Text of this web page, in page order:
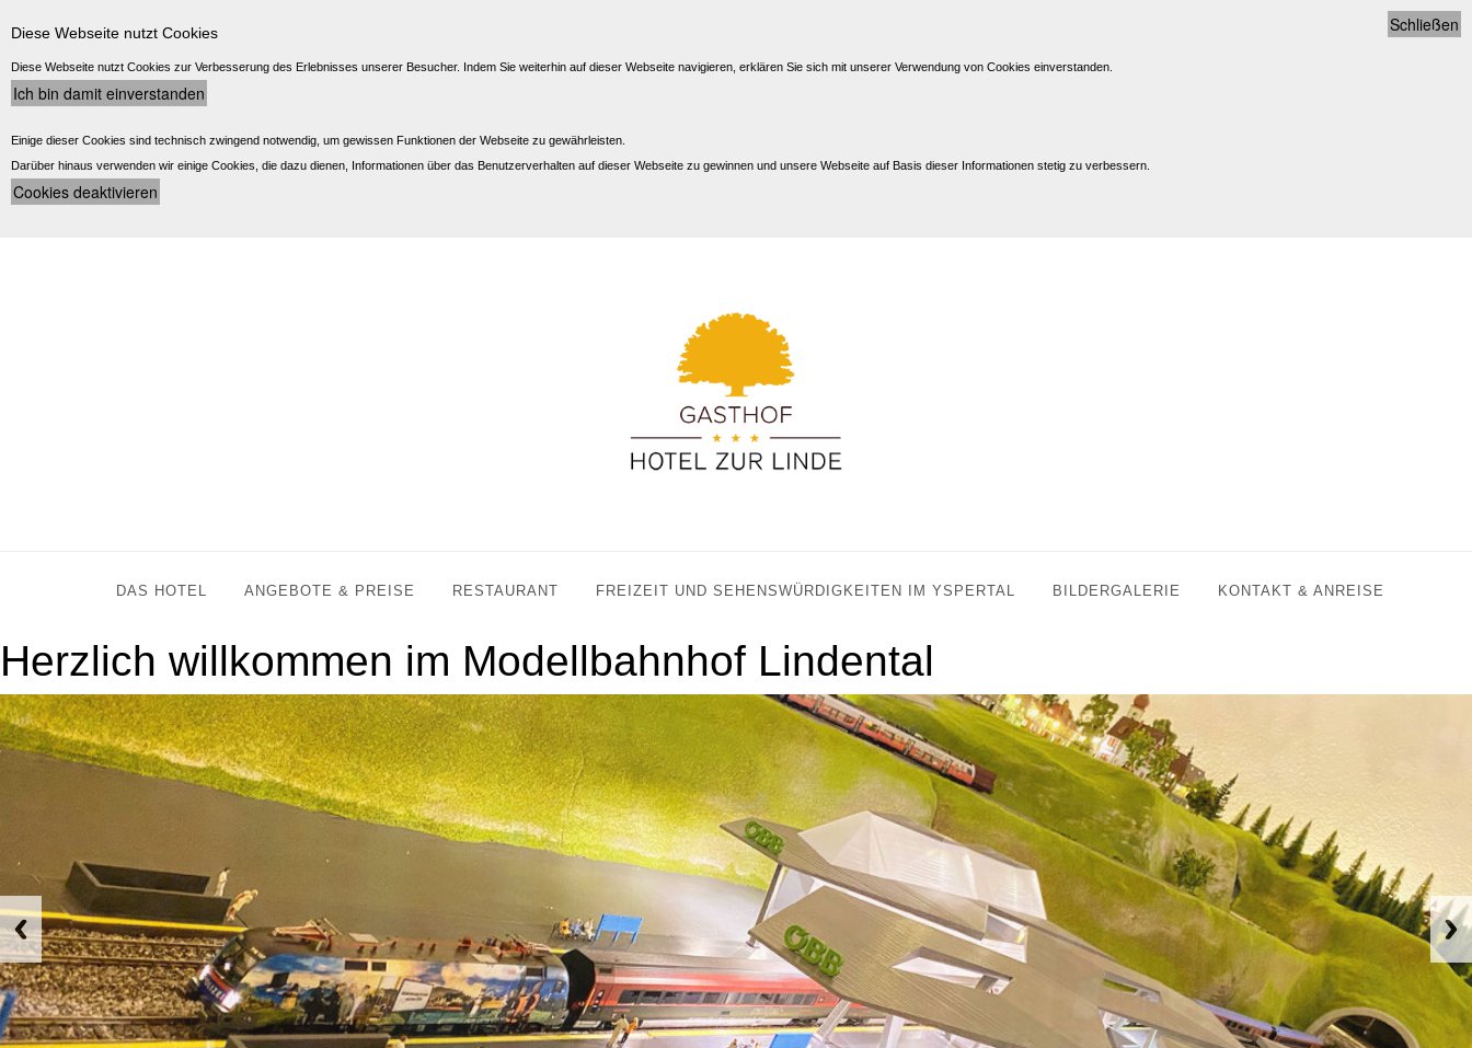
Schließen
Diese Webseite nutzt Cookies
Diese Webseite nutzt Cookies zur Verbesserung des Erlebnisses unserer Besucher. Indem Sie weiterhin auf dieser Webseite navigieren, erklären Sie sich mit unserer Verwendung von Cookies einverstanden.
Einige dieser Cookies sind technisch zwingend notwendig, um gewissen Funktionen der Webseite zu gewährleisten.
Darüber hinaus verwenden wir einige Cookies, die dazu dienen, Informationen über das Benutzerverhalten auf dieser Webseite zu gewinnen und unsere Webseite auf Basis dieser Informationen stetig zu verbessern.
DAS HOTEL ANGEBOTE & PREISE RESTAURANT FREIZEIT UND SEHENSWÜRDIGKEITEN IM YSPERTAL BILDERGALERIE KONTAKT & ANREISE
Herzlich willkommen im Modellbahnhof Lindental